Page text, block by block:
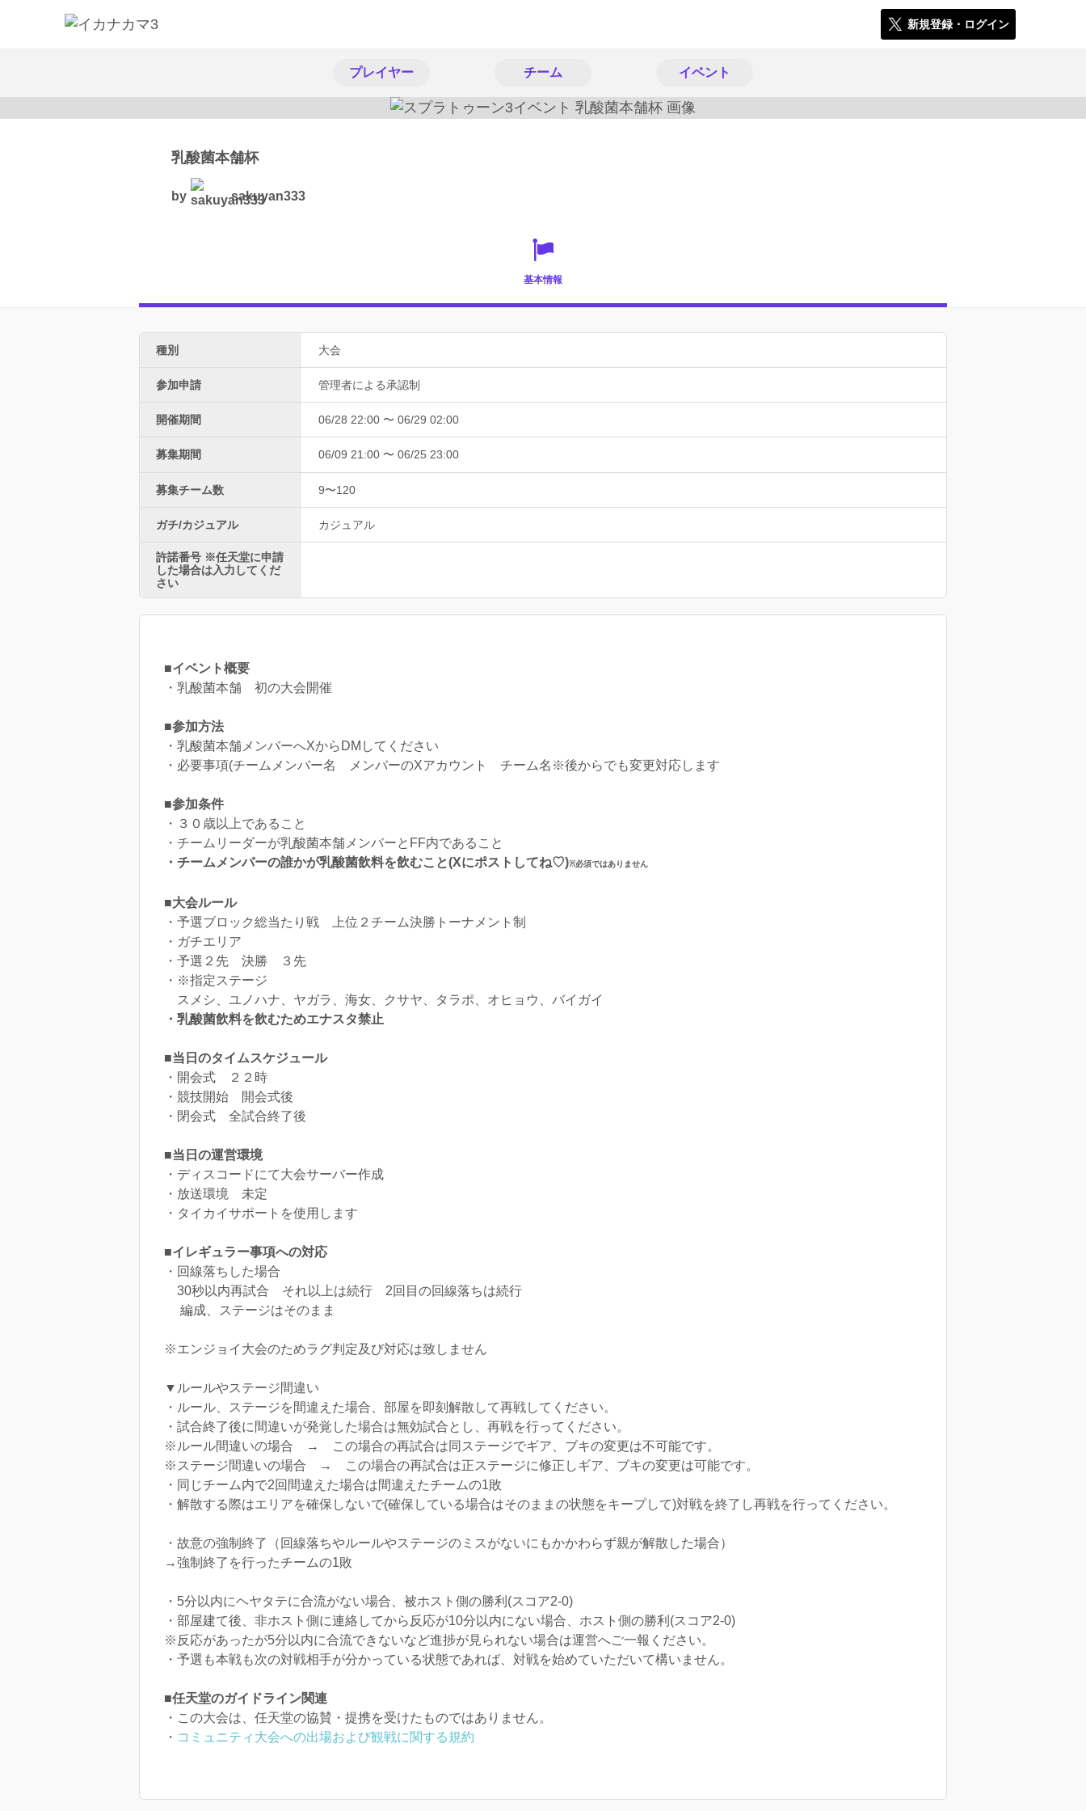
新規登録・ログイン
プレイヤー チーム イベント
乳酸菌本舗杯
by sakuyan333
基本情報
種別 大会
参加申請 管理者による承認制
開催期間 06/28 22:00 〜 06/29 02:00
募集期間 06/09 21:00 〜 06/25 23:00
募集チーム数 9〜120
ガチ/カジュアル カジュアル
許諾番号 ※任天堂に申請
した場合は入力してくだ
さい
■イベント概要
・乳酸菌本舗 初の大会開催
■参加方法
・乳酸菌本舗メンバーへXからDMしてください
・必要事項(チームメンバー名 メンバーのXアカウント チーム名※後からでも変更対応します
■参加条件
・３０歳以上であること
・チームリーダーが乳酸菌本舗メンバーとFF内であること
・チームメンバーの誰かが乳酸菌飲料を飲むこと(Xにポストしてね♡)※必須ではありません
■大会ルール
・予選ブロック総当たり戦 上位２チーム決勝トーナメント制
・ガチエリア
・予選２先 決勝 ３先
・※指定ステージ
スメシ、ユノハナ、ヤガラ、海女、クサヤ、タラポ、オヒョウ、バイガイ
・乳酸菌飲料を飲むためエナスタ禁止
■当日のタイムスケジュール
・開会式 ２２時
・競技開始 開会式後
・閉会式 全試合終了後
■当日の運営環境
・ディスコードにて大会サーバー作成
・放送環境 未定
・タイカイサポートを使用します
■イレギュラー事項への対応
・回線落ちした場合
30秒以内再試合 それ以上は続行 2回目の回線落ちは続行
編成、ステージはそのまま
※エンジョイ大会のためラグ判定及び対応は致しません
▼ルールやステージ間違い
・ルール、ステージを間違えた場合、部屋を即刻解散して再戦してください。
・試合終了後に間違いが発覚した場合は無効試合とし、再戦を行ってください。
※ルール間違いの場合 → この場合の再試合は同ステージでギア、ブキの変更は不可能です。
※ステージ間違いの場合 → この場合の再試合は正ステージに修正しギア、ブキの変更は可能です。
・同じチーム内で2回間違えた場合は間違えたチームの1敗
・解散する際はエリアを確保しないで(確保している場合はそのままの状態をキープして)対戦を終了し再戦を行ってください。
・故意の強制終了（回線落ちやルールやステージのミスがないにもかかわらず親が解散した場合）
→強制終了を行ったチームの1敗
・5分以内にヘヤタテに合流がない場合、被ホスト側の勝利(スコア2-0)
・部屋建て後、非ホスト側に連絡してから反応が10分以内にない場合、ホスト側の勝利(スコア2-0)
※反応があったが5分以内に合流できないなど進捗が見られない場合は運営へご一報ください。
・予選も本戦も次の対戦相手が分かっている状態であれば、対戦を始めていただいて構いません。
■任天堂のガイドライン関連
・この大会は、任天堂の協賛・提携を受けたものではありません。
・ コミュニティ大会への出場および観戦に関する規約